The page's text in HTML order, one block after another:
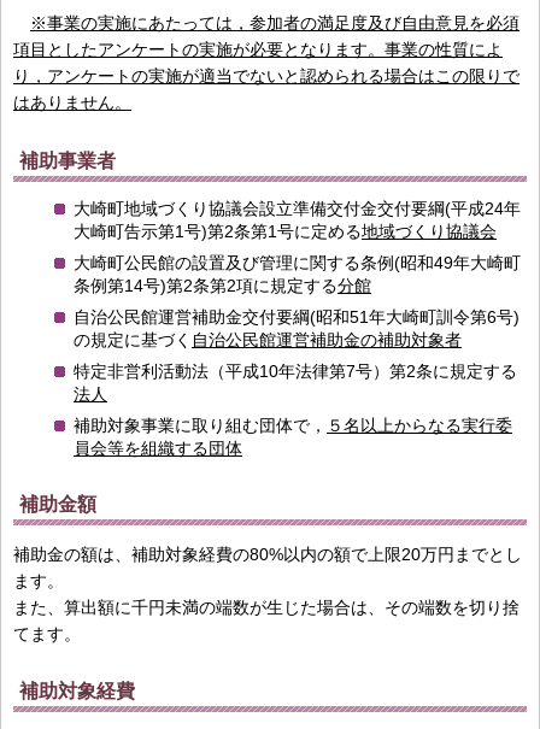
※事業の実施にあたっては，参加者の満足度及び自由意見を必須
項目としたアンケートの実施が必要となります。事業の性質によ
り，アンケートの実施が適当でないと認められる場合はこの限りで
はありません。
補助事業者
大崎町地域づくり協議会設立準備交付金交付要綱(平成24年
大崎町告示第1号)第2条第1号に定める地域づくり協議会
大崎町公民館の設置及び管理に関する条例(昭和49年大崎町
条例第14号)第2条第2項に規定する分館
自治公民館運営補助金交付要綱(昭和51年大崎町訓令第6号)
の規定に基づく 自治公民館運営補助金の補助対象者
特定非営利活動法（平成10年法律第7号）第2条に規定する
法人
補助対象事業に取り組む団体で， ５名以上からなる実行委
員会等を組織する団体
補助金額
補助金の額は、補助対象経費の80%以内の額で上限20万円までとし
ます。
また、算出額に千円未満の端数が生じた場合は、その端数を切り捨
てます。
補助対象経費